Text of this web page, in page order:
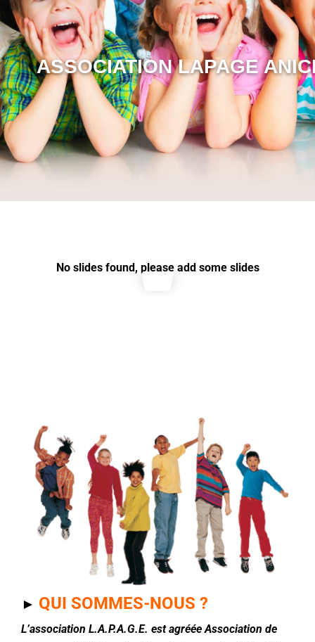
ASSOCIATION LAPAGE
No slides found, please add some slides
► QUI SOMMES-NOUS ?
L’association L.A.P.A.G.E. est agréée Association de